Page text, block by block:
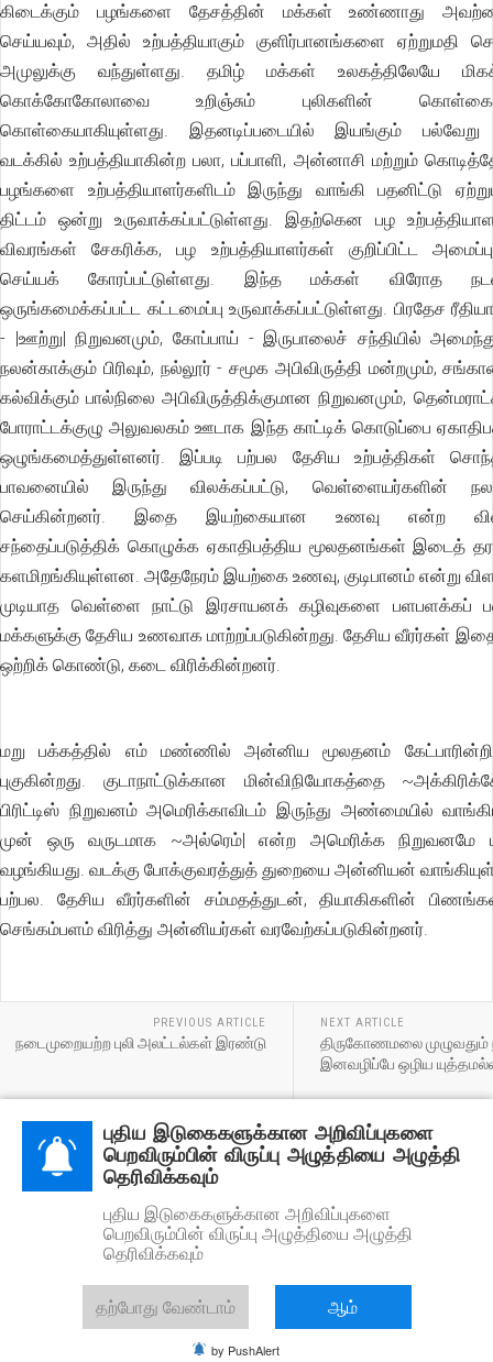
கிடைக்கும் பழங்களை தேசத்தின் மக்கள் உண்ணாது
செய்யவும், அதில் உற்பத்தியாகும் குளிர்பானங்களை ஏற்றுமதி
அமுலுக்கு வந்துள்ளது. தமிழ் மக்கள் உலகத்திலேயே
கொக்கோகோலாவை உறிஞ்சும் புலிகளின்
கொள்கையாகியுள்ளது. இதனடிப்படையில் இயங்கும் பல்வேறு
வடக்கில் உற்பத்தியாகின்ற பலா, பப்பாளி, அன்னாசி மற்றும்
பழங்களை உற்பத்தியாளர்களிடம் இருந்து வாங்கி பதனிட்டு
திட்டம் ஒன்று உருவாக்கப்பட்டுள்ளது. இதற்கென பழ
விவரங்கள் சேகரிக்க, பழ உற்பத்தியாளர்கள் குறிப்பிட்ட
செய்யக் கோரப்பட்டுள்ளது. இந்த மக்கள் விரோத
ஒருங்கமைக்கப்பட்ட கட்டமைப்பு உருவாக்கப்பட்டுள்ளது. பிரதேச
- |ஊற்று| நிறுவனமும், கோப்பாய் - இருபாலைச் சந்தியில்
நலன்காக்கும் பிரிவும், நல்லூர் - சமூக அபிவிருத்தி மன்றமும்,
கல்விக்கும் பால்நிலை அபிவிருத்திக்குமான நிறுவனமும்,
போராட்டக்குழு அலுவலகம் ஊடாக இந்த காட்டிக் கொடுப்பை
ஒழுங்கமைத்துள்ளனர். இப்படி பற்பல தேசிய உற்பத்திகள்
பாவனையில் இருந்து விலக்கப்பட்டு, வெள்ளையர்களின்
செய்கின்றனர். இதை இயற்கையான உணவு என்ற
சந்தைப்படுத்திக் கொழுக்க ஏகாதிபத்திய மூலதனங்கள் இடைத்
களமிறங்கியுள்ளன. அதேநேரம் இயற்கை உணவு, குடிபானம் என்று
முடியாத வெள்ளை நாட்டு இரசாயனக் கழிவுகளை பளபளக்கப்
மக்களுக்கு தேசிய உணவாக மாற்றப்படுகின்றது. தேசிய வீரர்கள்
ஒற்றிக் கொண்டு, கடை விரிக்கின்றனர்.
மறு பக்கத்தில் எம் மண்ணில் அன்னிய மூலதனம் கேட்பாரின்றி
புகுகின்றது. குடாநாட்டுக்கான மின்விநியோகத்தை
பிரிட்டிஸ் நிறுவனம் அமெரிக்காவிடம் இருந்து அண்மையில்
முன் ஒரு வருடமாக ~அல்ரெம்| என்ற அமெரிக்க நிறுவனமே
வழங்கியது. வடக்கு போக்குவரத்துத் துறையை அன்னியன்
பற்பல. தேசிய வீரர்களின் சம்மதத்துடன், தியாகிகளின்
செங்கம்பளம் விரித்து அன்னியர்கள் வரவேற்கப்படுகின்றனர்.
PREVIOUS ARTICLE
நடைமுறையற்ற புலி அலட்டல்கள் இரண்டு
NEXT ARTICLE
திருகோணமலை முழுவதும்
இனவழிப்பே ஒழிய
பதிப்புரிமை © 2026 தமிழரங்கம். அனைத்து உரிமைகளும் கையிருப்பில் கொண்டது.
Designed byJoomlArt.com.
புதிய இடுகைகளுக்கான அறிவிப்புகளை
பெறவிரும்பின் விருப்பு அழுத்தியை அழுத்தி
தெரிவிக்கவும்
புதிய இடுகைகளுக்கான அறிவிப்புகளை
பெறவிரும்பின் விருப்பு அழுத்தியை அழுத்தி
தெரிவிக்கவும்
தற்போது வேண்டாம் ஆம்
by PushAlert